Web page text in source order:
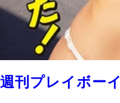
週刊プレイボー